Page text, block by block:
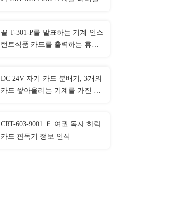
끝 T-301-P를 발표하는 기계 인스
턴트식품 카드를 출력하는 휴대
DC 24V 자기 카드 분배기, 3개의
카드 쌓아올리는 기계를 가진 기
CRT-603-9001 Ｅ 여권 독자 하락
카드 판독기 정보 인식